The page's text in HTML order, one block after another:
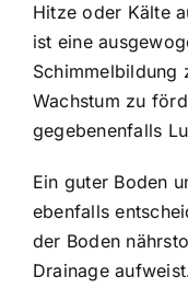
Hitze oder Kälte
ist eine
Schimmelbildung
Wachstum zu
gegebenenfalls
Ein guter Boden
ebenfalls
der Boden
Drainage